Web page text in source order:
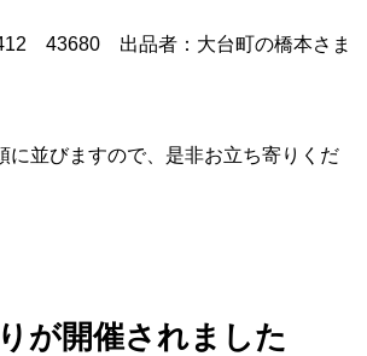
43680 出品者：大台町の橋本さま
に並びますので、是非お立ち寄りくだ
が開催されました